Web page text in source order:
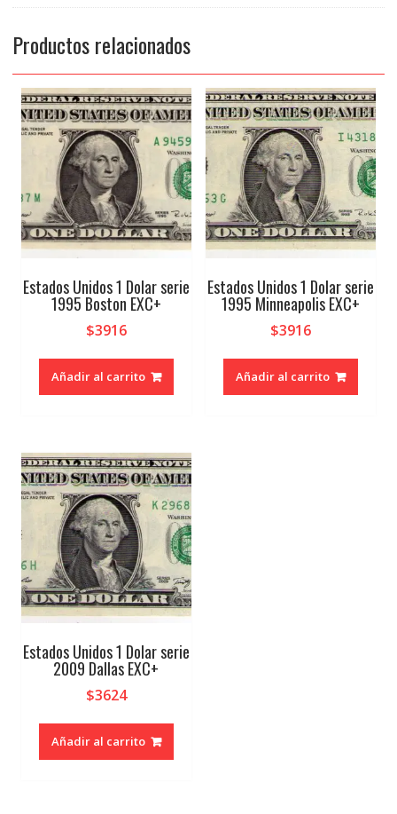
Productos relacionados
Estados Unidos 1 Dolar serie
1995 Boston EXC+
$3916
Añadir al carrito
Estados Unidos 1 Dolar serie
1995 Minneapolis EXC+
$3916
Añadir al carrito
Estados Unidos 1 Dolar serie
2009 Dallas EXC+
$3624
Añadir al carrito